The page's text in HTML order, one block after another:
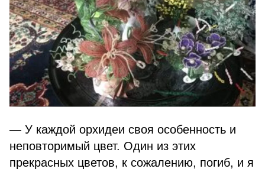
— У каждой орхидеи своя особенность и
неповторимый цвет. Один из этих
прекрасных цветов, к сожалению, погиб, и я